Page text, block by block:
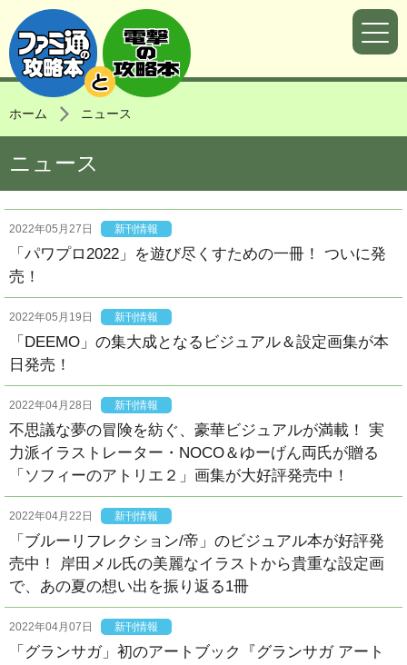
ホーム ニュース
ニュース
2022年05月27日 新刊情報
「パワプロ2022」を遊び尽くすための一冊！ ついに発
売！
2022年05月19日 新刊情報
「DEEMO」の集大成となるビジュアル＆設定画集が本
日発売！
2022年04月28日 新刊情報
不思議な夢の冒険を紡ぐ、豪華ビジュアルが満載！ 実
力派イラストレーター・NOCO＆ゆーげん両氏が贈る
「ソフィーのアトリエ２」画集が大好評発売中！
2022年04月22日 新刊情報
「ブルーリフレクション/帝」のビジュアル本が好評発
売中！ 岸田メル氏の美麗なイラストから貴重な設定画
で、あの夏の想い出を振り返る1冊
2022年04月07日 新刊情報
「グランサガ」初のアートブック『グランサガ アート